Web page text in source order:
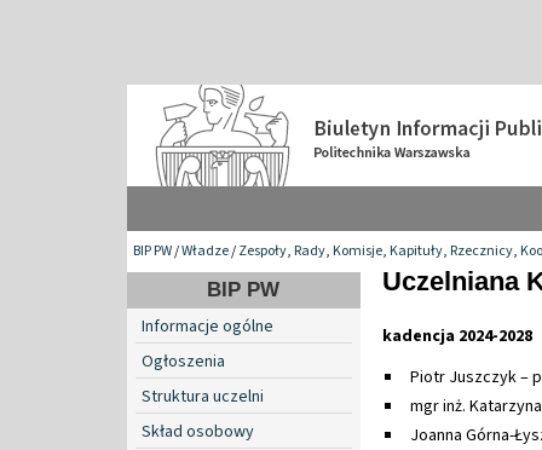
BIP PW/Władze/Zespoły, Rady, Komisje, Kapituły, Rzecznicy,
BIP PW
Informacje ogólne
Ogłoszenia
Struktura uczelni
Skład osobowy
Uczelniana
kadencja 2024-2028
Piotr Juszczyk –
mgr inż.
Joanna Górna-